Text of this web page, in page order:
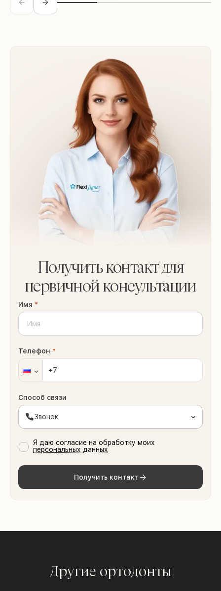
Получить контакт для
первичной консультации
Имя *
Телефон *
Способ связи
Звонок
Я даю согласие на обработку моих
персональных данных
Получить контакт
Другие ортодонты